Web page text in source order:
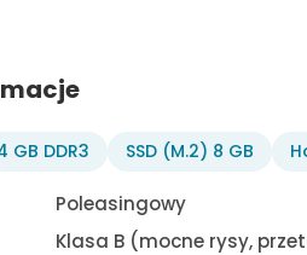
GB DDR3 SSD (M.2) 8 GB
Poleasingowy
Klasa B (mocne rysy,